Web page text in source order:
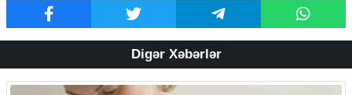
Digər Xəbərlər